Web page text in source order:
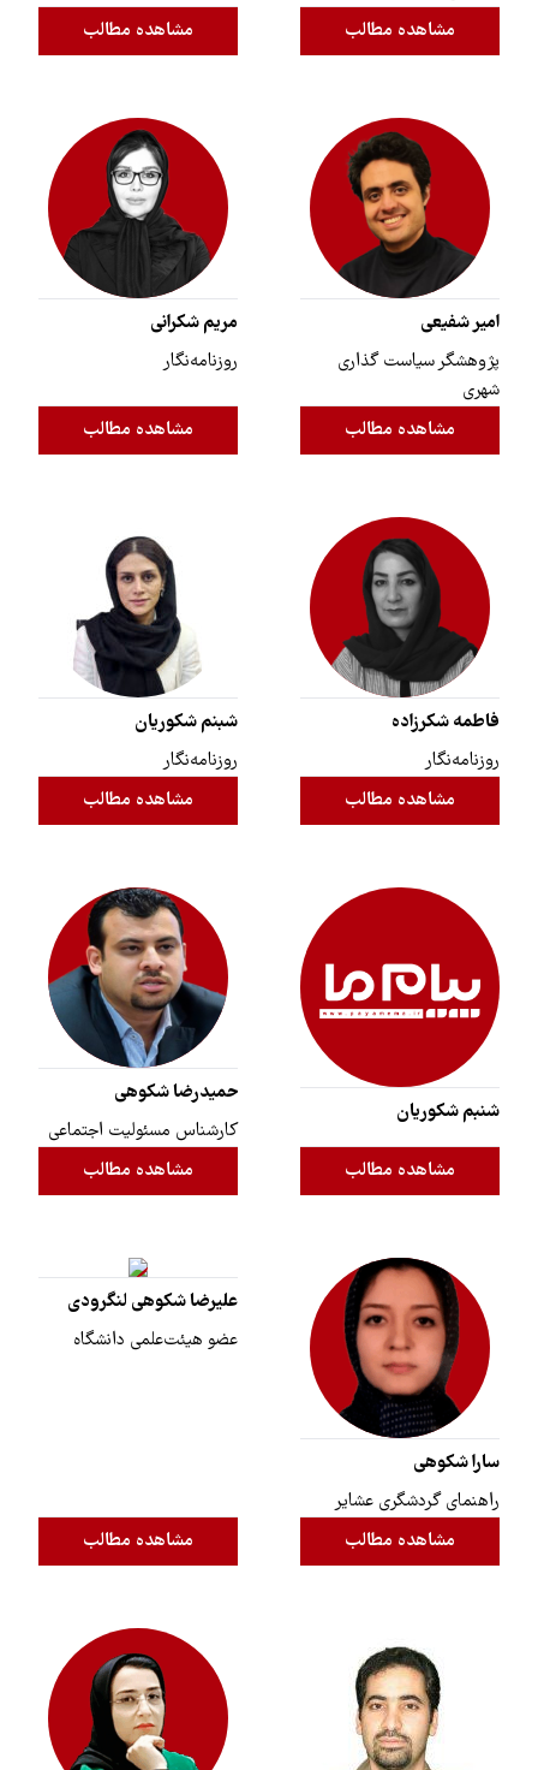
مشاهده مطالب
مشاهده مطالب
امیر شفیعی
پژوهشگر سیاست گذاری
شهری
مشاهده مطالب
مریم شکرانی
روزنامه‌نگار
مشاهده مطالب
فاطمه شکرزاده
روزنامه‌نگار
مشاهده مطالب
شبنم شکوریان
روزنامه‌نگار
مشاهده مطالب
شنبم شکوریان
مشاهده مطالب
حمیدرضا شکوهی
کارشناس مسئولیت اجتماعی
مشاهده مطالب
سارا شکوهی
راهنمای گردشگری عشایر
مشاهده مطالب
علیرضا شکوهی لنگرودی
عضو هیئت‌علمی دانشگاه
مشاهده مطالب